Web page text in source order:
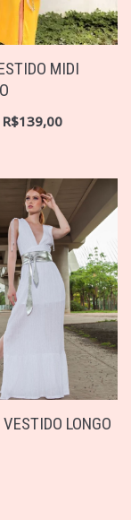
MIDI
R$139,00
LONGO